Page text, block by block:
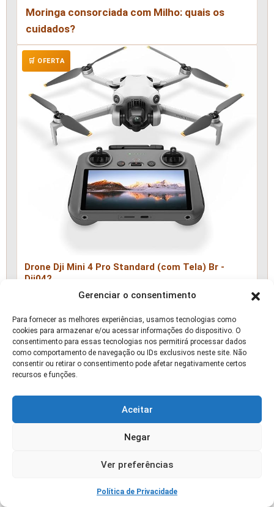
Gerenciar o consentimento
Para fornecer as melhores experiências, usamos tecnologias como
cookies para armazenar e/ou acessar informações do dispositivo. O
consentimento para essas tecnologias nos permitirá processar dados
como comportamento de navegação ou IDs exclusivos neste site. Não
consentir ou retirar o consentimento pode afetar negativamente certos
recursos e funções.
Aceitar
Negar
Ver preferências
Política de Privacidade
Moringa consorciada com Milho: quais os
cuidados?
🛒 OFERTA
Drone Dji Mini 4 Pro Standard (com Tela) Br -
Dji042
📰 ARTIGO